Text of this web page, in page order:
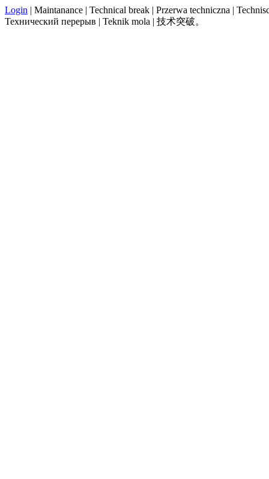
Login | Maintanance | Technical break | Przerwa techniczna |
Технический перерыв | Teknik mola | 技术突破。